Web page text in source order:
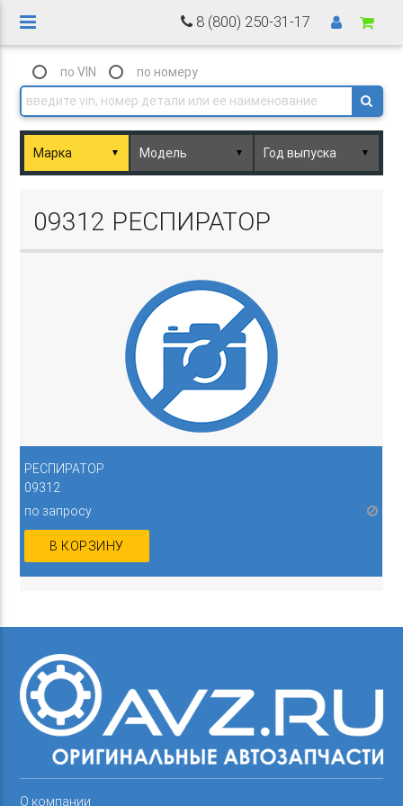
8 (800) 250-31-17
по VIN по номеру
▼ ▼ ▼
09312 РЕСПИРАТОР
РЕСПИРАТОР
09312
по запросу
В КОРЗИНУ
О компании